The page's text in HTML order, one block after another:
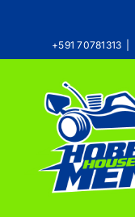
contenido
+591 70781313